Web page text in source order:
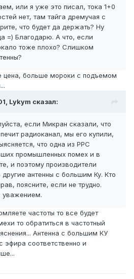
или я уже это писал, тока 1+0
нет, там тайга дремучая с
что будет да держать? Ну
=) Благодарю. А что, если
тоже плохо? Слишком
цена, больше мороки с подъемом
Lykym сказал:
если Микран сказали, что
радиоканал, мы его купили,
что одна из РРС
промышленных помех и в
и поэтому производители
другие антенны с большим Ку. Кто
поясните, если не трудно.
уважением.
частоты то все будет
то обратиться в частотный
Антенна с большим КУ
соответственно и